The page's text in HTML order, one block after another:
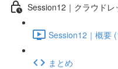
Session12｜クラウド
Session12｜概要
まとめ